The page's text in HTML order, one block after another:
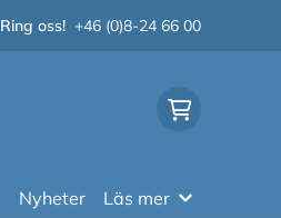
Ring oss! +46 (0)8-24 66 00
Nyheter Läs mer